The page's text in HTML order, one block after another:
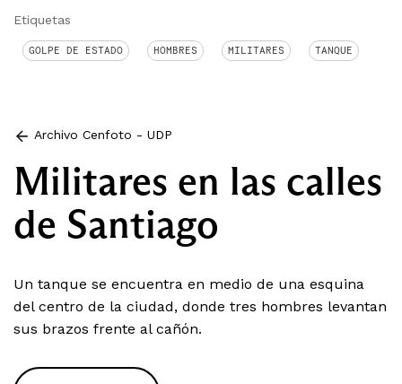
Etiquetas
GOLPE DE ESTADO HOMBRES MILITARES TANQUE
Archivo Cenfoto - UDP
Militares en las calles
de Santiago
Un tanque se encuentra en medio de una esquina
del centro de la ciudad, donde tres hombres levantan
sus brazos frente al cañón.